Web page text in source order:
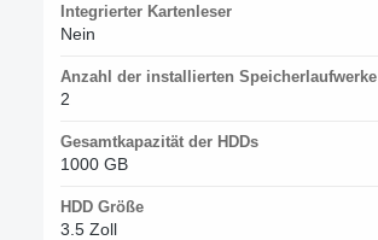
Integrierter Kartenleser
Nein
Anzahl der installierten Speicherlaufwerke
2
Gesamtkapazität der HDDs
1000 GB
HDD Größe
3.5 Zoll